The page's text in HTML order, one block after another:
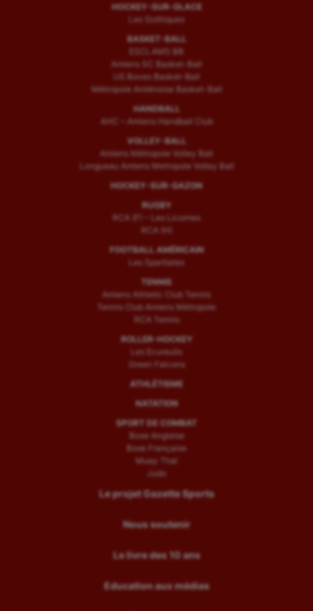
HOCKEY-SUR-GLACE
Les Gothiques
BASKET-BALL
ESCLAMS BB
Amiens SC Basket-Ball
US Boves Basket-Ball
Métropole Amiénoise Basket-Ball
HANDBALL
AHC – Amiens Handball Club
VOLLEY-BALL
Amiens Métropole Volley Ball
Longueau Amiens Metropole Volley Ball
HOCKEY-SUR-GAZON
RUGBY
RCA (F) – Les Licornes
RCA (H)
FOOTBALL AMÉRICAIN
Les Spartiates
TENNIS
Amiens Athletic Club Tennis
Tennis Club Amiens Métropole
RCA Tennis
ROLLER-HOCKEY
Les Ecureuils
Green Falcons
ATHLÉTISME
NATATION
SPORT DE COMBAT
Boxe Anglaise
Boxe Française
Muay Thaï
Judo
Le projet Gazette Sports
Nous soutenir
Le livre des 10 ans
Education aux médias